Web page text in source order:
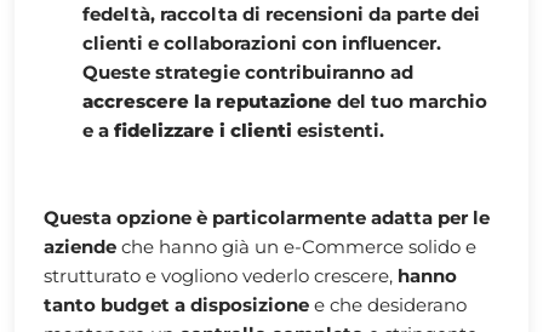
fedeltà, raccolta di recensioni da parte dei
clienti e collaborazioni con influencer.
Queste strategie contribuiranno ad
accrescere la reputazione del tuo marchio
e a fidelizzare i clienti esistenti.
Questa opzione è particolarmente adatta per le
aziende che hanno già un e-Commerce solido e
strutturato e vogliono vederlo crescere, hanno
tanto budget a disposizione e che desiderano